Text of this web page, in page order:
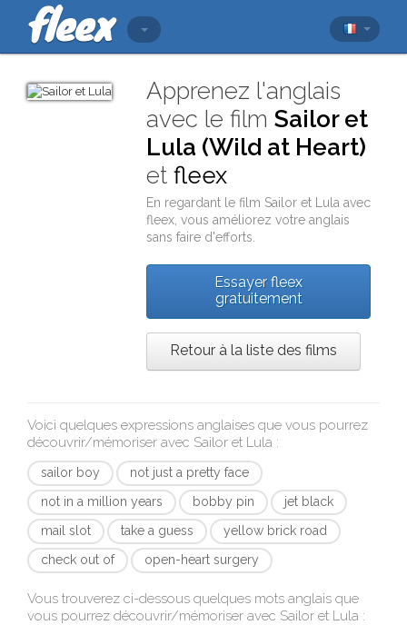
Apprenez l'anglais
avec le filmSailor et
Lula (Wild at Heart)
etfleex
En regardant le film Sailor et Lula avec
fleex , vous améliorez votre anglais
sans faire d'efforts.
Essayer fleex
gratuitement
Retour à la liste des films
Voici quelques expressions anglaises que vous pourrez
découvrir/mémoriser avec Sailor et Lula :
sailor boy
not just a pretty face
not in a million years
bobby pin
jet black
mail slot
take a guess
yellow brick road
check out of
open-heart surgery
Vous trouverez ci-dessous quelques mots anglais que
vous pourrez découvrir/mémoriser avec Sailor et Lula :